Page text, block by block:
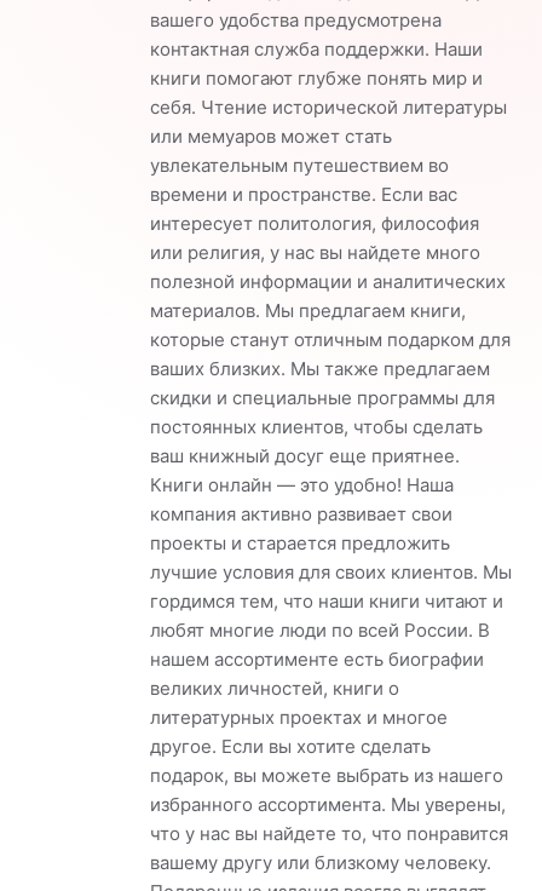
вашего удобства предусмотрена
контактная служба поддержки. Наши
книги помогают глубже понять мир и
себя. Чтение исторической литературы
или мемуаров может стать
увлекательным путешествием во
времени и пространстве. Если вас
интересует политология, философия
или религия, у нас вы найдете много
полезной информации и аналитических
материалов. Мы предлагаем книги,
которые станут отличным подарком для
ваших близких. Мы также предлагаем
скидки и специальные программы для
постоянных клиентов, чтобы сделать
ваш книжный досуг еще приятнее.
Книги онлайн — это удобно! Наша
компания активно развивает свои
проекты и старается предложить
лучшие условия для своих клиентов. Мы
гордимся тем, что наши книги читают и
любят многие люди по всей России. В
нашем ассортименте есть биографии
великих личностей, книги о
литературных проектах и многое
другое. Если вы хотите сделать
подарок, вы можете выбрать из нашего
избранного ассортимента. Мы уверены,
что у нас вы найдете то, что понравится
вашему другу или близкому человеку.